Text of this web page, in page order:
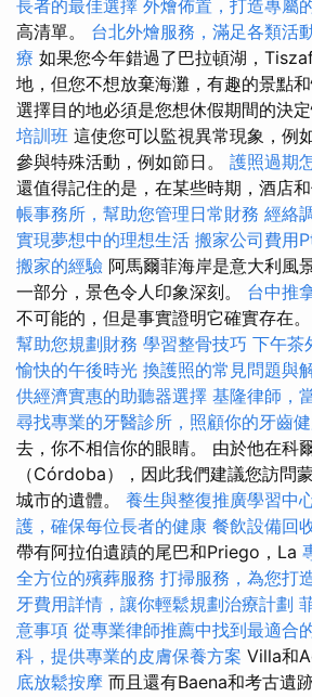
長者的最佳選擇 外燴佈置，打造專屬
高清單。 台北外燴服務，滿足各類活
療 如果您今年錯過了巴拉頓湖，
地，但您不想放棄海灘，有趣的景點和
選擇目的地必須是您想休假期間的決定
培訓班 這使您可以監視異常現象，例
參與特殊活動，例如節日。 護照過期
還值得記住的是，在某些時期，酒店
帳事務所，幫助您管理日常財務 經絡
實現夢想中的理想生活 搬家公司費用
搬家的經驗 阿馬爾菲海岸是意大利風
一部分，景色令人印象深刻。 台中推
不可能的，但是事實證明它確實存在。
幫助您規劃財務 學習整骨技巧 下午茶
愉快的午後時光 換護照的常見問題與
供經濟實惠的助聽器選擇 基隆律師，
尋找專業的牙醫診所，照顧你的牙齒
去，你不相信你的眼睛。 由於他在科
（Córdoba），因此我們建議您訪問
城市的遺體。 養生與整復推廣學習中
護，確保每位長者的健康 餐飲設備回
帶有阿拉伯遺蹟的尾巴和Priego，La
全方位的殯葬服務 打掃服務，為您打
牙費用詳情，讓你輕鬆規劃治療計劃
意事項 從專業律師推薦中找到最適合
科，提供專業的皮膚保養方案 Villa和
底放鬆按摩 而且還有Baena和考古遺